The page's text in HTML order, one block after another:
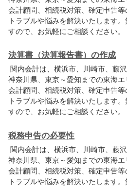
会計顧問、相続税対策、確定申告
トラブルや悩みを解決いたします
すので、お気軽にご相談ください。
決算書（決算報告書）の作成
関内会計は、横浜市、川崎市、藤
神奈川県、東京～愛知までの東海エ
会計顧問、相続税対策、確定申告
トラブルや悩みを解決いたします
すので、お気軽にご相談ください。
税務申告の必要性
関内会計は、横浜市、川崎市、藤
神奈川県、東京～愛知までの東海エ
会計顧問、相続税対策、確定申告
トラブルや悩みを解決いたします